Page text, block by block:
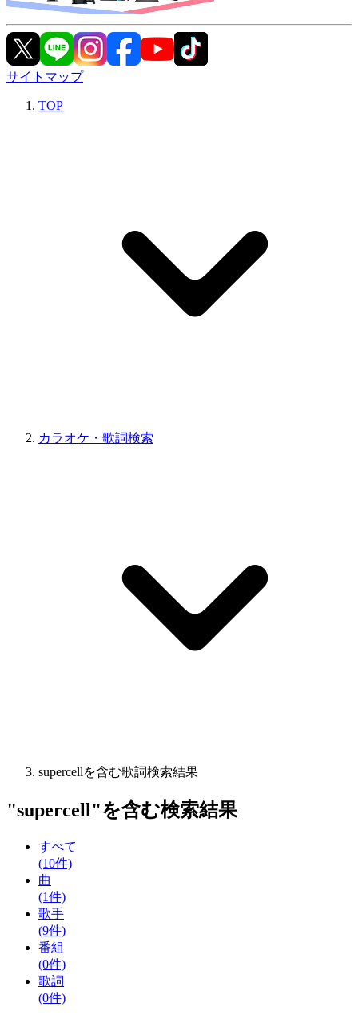
サイトマップ
TOP
カラオケ・歌詞検索
supercellを含む歌詞検索結果
"supercell"を含む検索結果
すべて
(10件)
曲
(1件)
歌手
(9件)
番組
(0件)
歌詞
(0件)